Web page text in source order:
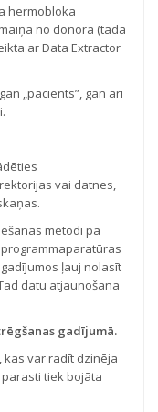
hermobloka
no donora (tāda
ar Data Extractor
„pacients”, gan arī
vai datnes,
metodi pa
ļauj nolasīt
datu atjaunošana
gadījumā.
kas var radīt dzinēja
tiek bojāta